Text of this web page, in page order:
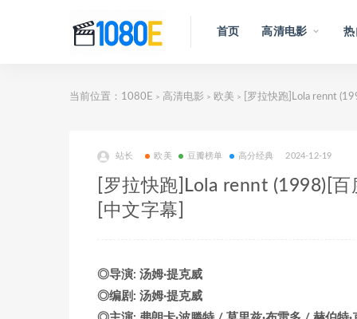
首页 高清电影 热
当前位置： 1080E > 高清电影 > 欧美 > [罗拉快跑]Lola rennt
站长 欧美 豆瓣榜单 高分经典 2024-12-19
[罗拉快跑]Lola rennt (1998)[
[中文字幕]
◎导演: 汤姆·提克威
◎编剧: 汤姆·提克威